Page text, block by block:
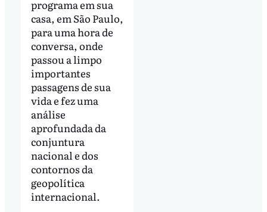
programa em sua
casa, em São Paulo,
para uma hora de
conversa, onde
passou a limpo
importantes
passagens de sua
vida e fez uma
análise
aprofundada da
conjuntura
nacional e dos
contornos da
geopolítica
internacional.